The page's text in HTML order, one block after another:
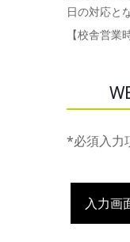
日の対応と
【校舎営業
*必須入力
入力画